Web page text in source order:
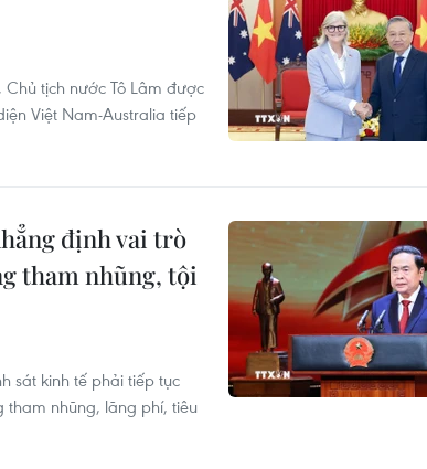
tịch nước Tô Lâm được
Việt Nam-Australia tiếp
định vai trò
tham nhũng, tội
sát kinh tế phải tiếp tục
tham nhũng, lãng phí, tiêu